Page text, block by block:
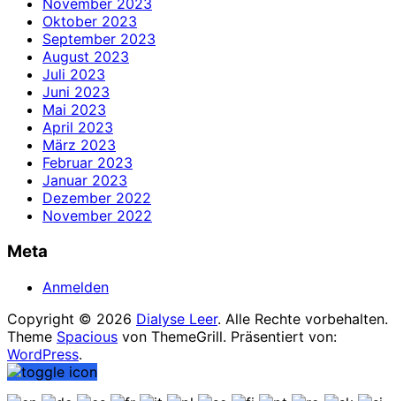
November 2023
Oktober 2023
September 2023
August 2023
Juli 2023
Juni 2023
Mai 2023
April 2023
März 2023
Februar 2023
Januar 2023
Dezember 2022
November 2022
Meta
Anmelden
Copyright © 2026 Dialyse Leer. Alle Rechte vorbehalten.
Theme Spacious von ThemeGrill. Präsentiert von:
WordPress.